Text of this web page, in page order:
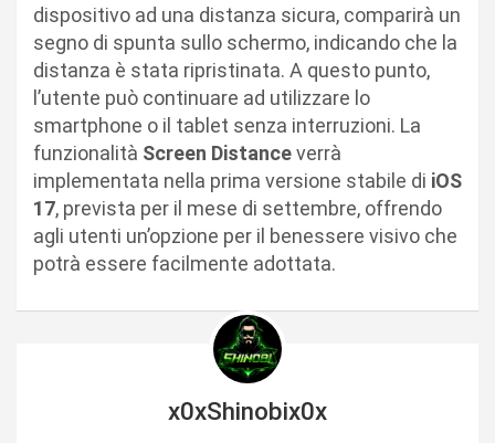
dispositivo ad una distanza sicura, comparirà un
segno di spunta sullo schermo, indicando che la
distanza è stata ripristinata. A questo punto,
l’utente può continuare ad utilizzare lo
smartphone o il tablet senza interruzioni. La
funzionalità Screen Distanceverrà
implementata nella prima versione stabile di iOS
17, prevista per il mese di settembre, offrendo
agli utenti un’opzione per il benessere visivo che
potrà essere facilmente adottata.
x0xShinobix0x